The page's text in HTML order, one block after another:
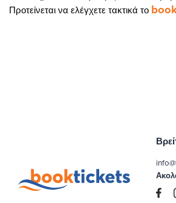
Προτείνεται να ελέγχετε τακτικά το